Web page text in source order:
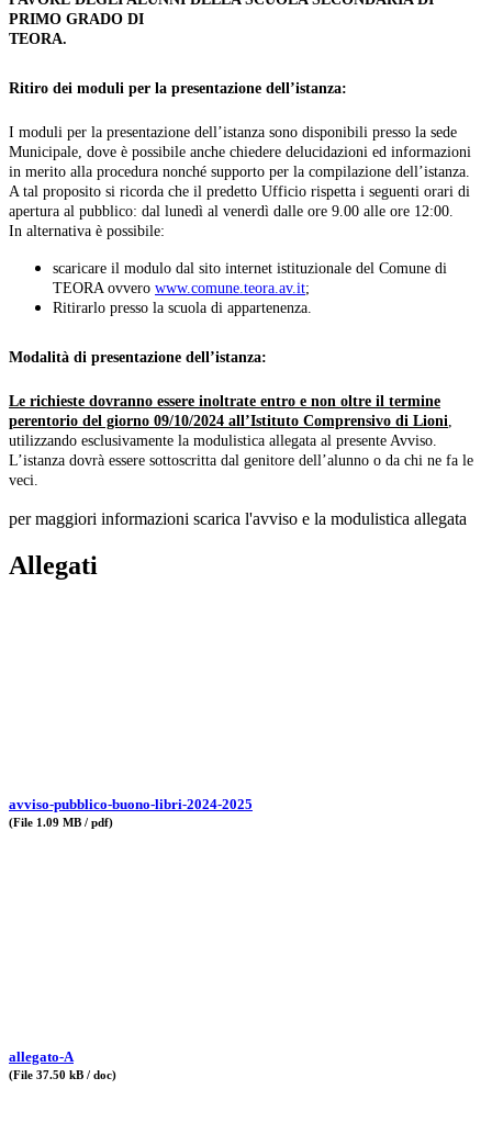
PRIMO GRADO DI
TEORA.
Ritiro dei moduli per la presentazione dell’istanza:
I moduli per la presentazione dell’istanza sono disponibili presso la sede
Municipale, dove è possibile anche chiedere delucidazioni ed informazioni
in merito alla procedura nonché supporto per la compilazione dell’istanza.
A tal proposito si ricorda che il predetto Ufficio rispetta i seguenti orari di
apertura al pubblico: dal lunedì al venerdì dalle ore 9.00 alle ore 12:00.
In alternativa è possibile:
scaricare il modulo dal sito internet istituzionale del Comune di
TEORA ovvero www.comune.teora.av.it;
Ritirarlo presso la scuola di appartenenza.
Modalità di presentazione dell’istanza:
Le richieste dovranno essere inoltrate entro e non oltre il termine
perentorio del giorno 09/10/2024 all’Istituto Comprensivo di Lioni
utilizzando esclusivamente la modulistica allegata al presente Avviso.
L’istanza dovrà essere sottoscritta dal genitore dell’alunno o da chi ne fa le
veci.
per maggiori informazioni scarica l'avviso e la modulistica allegata
Allegati
avviso-pubblico-buono-libri-2024-2025
(File 1.09 MB / pdf)
allegato-A
(File 37.50 kB / doc)